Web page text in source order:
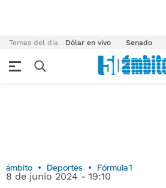
Temas del día Dólar en vivo Senado
ámbito Deportes Fórmula 1
8 de junio 2024 - 19:10